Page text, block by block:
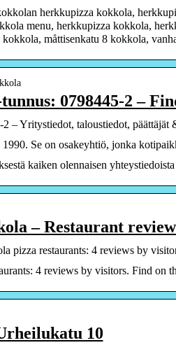
herkkupizza kokkola,
menu, herkkupizza kokkola,
måttisenkatu 8 kokkola,
0798445-2 –
– Yritystiedot, taloustiedot, päättäjät
Se on osakeyhtiö, jonka
kaiken olennaisen
– Restaurant
restaurants: 4 reviews by
4 reviews by visitors. Find on
10